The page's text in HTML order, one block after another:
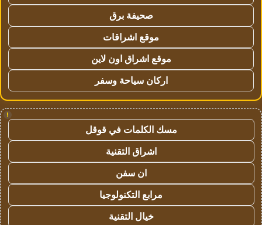
صحيفة برق
موقع اشراقات
موقع اشراق اون لاين
اركان سياحة وسفر
!
مسك الكلمات في قوقل
اشراق التقنية
ان سفن
مرابع التكنولوجيا
خيال التقنية